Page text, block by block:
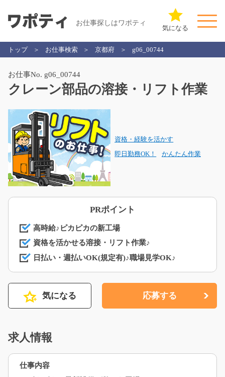
お仕事探しはワポティ
気になる
トップ お仕事検索 京都府 g06_00744
お仕事No. g06_00744
クレーン部品の溶接・リフト作業
資格・経験を活かす
即日勤務OK！ かんたん作業
PRポイント
高時給♪ピカピカの新工場
資格を活かせる溶接・リフト作業♪
日払い・週払いOK(規定有)♪職場見学OK♪
気になる 応募する
求人情報
仕事内容